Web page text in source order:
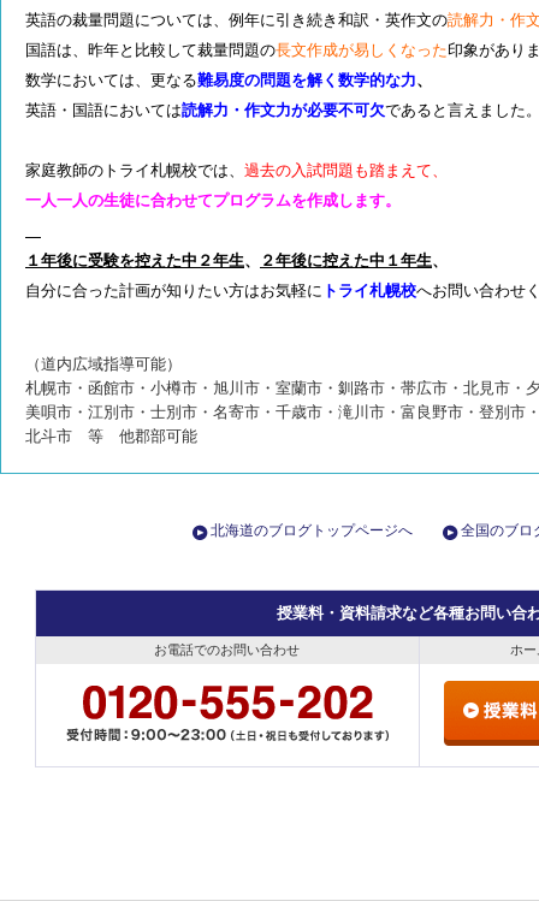
英語の裁量問題については、例年に引き続き和訳・英作文の読解力・作
国語は、昨年と比較して裁量問題の長文作成が易しくなった印象があり
数学においては、更なる難易度の問題を解く数学的な力、
英語・国語においては読解力・作文力が必要不可欠であると言えました
家庭教師のトライ札幌校では、 過去の入試問題も踏まえて、
一人一人の生徒に合わせてプログラムを作成します。
１年後に受験を控えた中２年生、 ２年後に控えた中１年生、
自分に合った計画が知りたい方はお気軽に トライ札幌校へお問い合わせ
（道内広域指導可能）
札幌市・函館市・小樽市・旭川市・室蘭市・釧路市・帯広市・北見市・
美唄市・江別市・士別市・名寄市・千歳市・滝川市・富良野市・登別市
北斗市 等 他郡部可能
北海道のブログトップページへ 全国のブロ
授業料・資料請求など各種お問い合
お電話でのお問い合わせ ホ